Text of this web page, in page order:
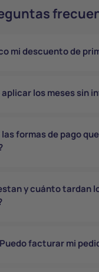
mi descuento de
aplicar los meses sin
las formas de pago
y cuánto tardan
facturar mi